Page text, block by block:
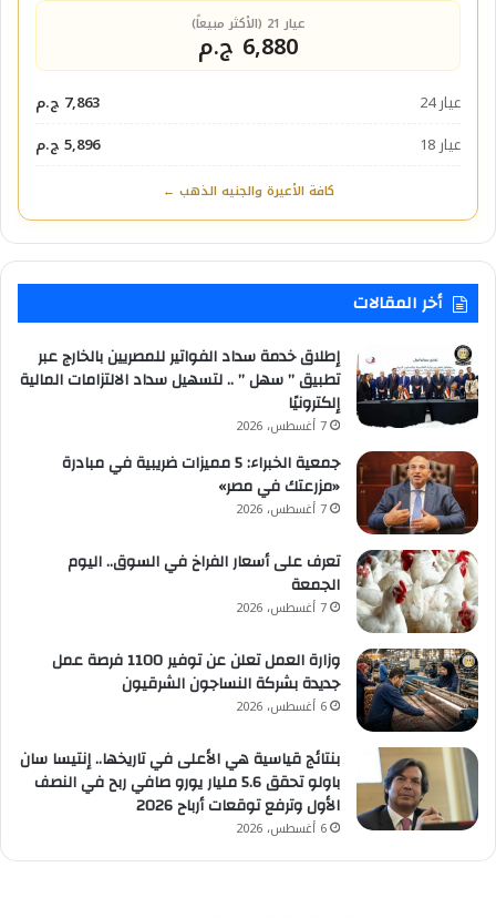
عيار 21 (الأكثر مبيعاً)
6,880 ج.م
عيار 24
7,863 ج.م
عيار 18
5,896 ج.م
كافة الأعيرة والجنيه الذهب ←
أخر المقالات
إطلاق خدمة سداد الفواتير للمصريين بالخارج عبر
تطبيق ” سهل ” .. لتسهيل سداد الالتزامات المالية
إلكترونيًا
7 أغسطس، 2026
جمعية الخبراء: 5 مميزات ضريبية في مبادرة
«مزرعتك في مصر»
7 أغسطس، 2026
تعرف على أسعار الفراخ في السوق.. اليوم
الجمعة
7 أغسطس، 2026
وزارة العمل تعلن عن توفير 1100 فرصة عمل
جديدة بشركة النساجون الشرقيون
6 أغسطس، 2026
بنتائج قياسية هي الأعلى في تاريخها.. إنتيسا سان
باولو تحقق 5.6 مليار يورو صافي ربح في النصف
الأول وترفع توقعات أرباح 2026
6 أغسطس، 2026